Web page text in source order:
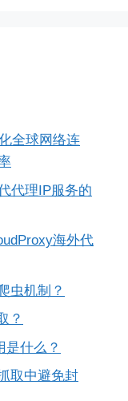
全球网络连
代理IP服务的
海外代
虫机制？
？
是什么？
取中避免封